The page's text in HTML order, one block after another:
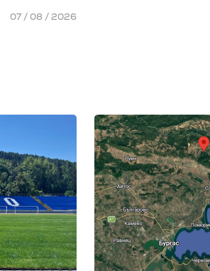
07 / 08 / 2026